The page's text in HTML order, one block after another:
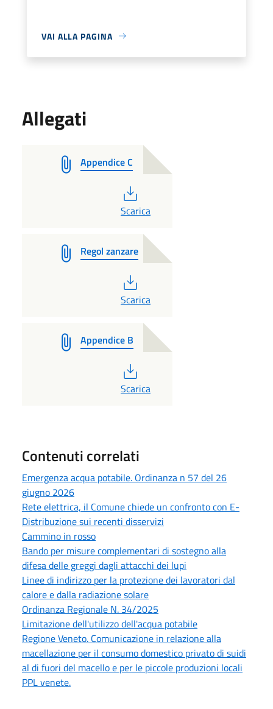
VAI ALLA PAGINA
Allegati
Appendice C
PDF
Scarica
Regol zanzare
PDF
Scarica
Appendice B
PDF
Scarica
Contenuti correlati
Emergenza acqua potabile. Ordinanza n 57 del 26
giugno 2026
Rete elettrica, il Comune chiede un confronto con E-
Distribuzione sui recenti disservizi
Cammino in rosso
Bando per misure complementari di sostegno alla
difesa delle greggi dagli attacchi dei lupi
Linee di indirizzo per la protezione dei lavoratori dal
calore e dalla radiazione solare
Ordinanza Regionale N. 34/2025
Limitazione dell'utilizzo dell'acqua potabile
Regione Veneto. Comunicazione in relazione alla
macellazione per il consumo domestico privato di suidi
al di fuori del macello e per le piccole produzioni locali
PPL venete.